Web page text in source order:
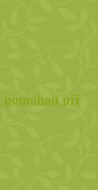
pomohou při